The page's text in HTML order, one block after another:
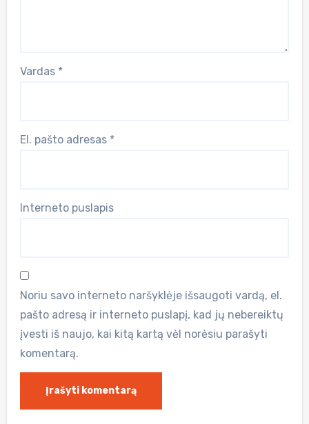
Vardas *
El. pašto adresas *
Interneto puslapis
Noriu savo interneto naršyklėje išsaugoti vardą, el.
pašto adresą ir interneto puslapį, kad jų nebereiktų
įvesti iš naujo, kai kitą kartą vėl norėsiu parašyti
komentarą.